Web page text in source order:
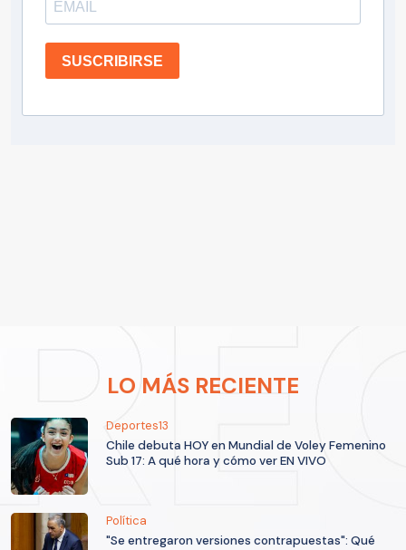
SUSCRIBIRSE
LO MÁS RECIENTE
Deportes13
Chile debuta HOY en Mundial de Voley Femenino
Sub 17: A qué hora y cómo ver EN VIVO
Política
"Se entregaron versiones contrapuestas": Qué